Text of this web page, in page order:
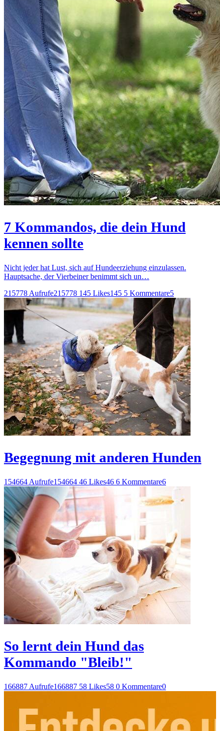
7 Kommandos, die dein Hund
kennen sollte
Nicht jeder hat Lust, sich auf Hundeerziehung einzulassen.
Hauptsache, der Vierbeiner benimmt sich un…
215778 Aufrufe215778 145 Likes145 5 Kommentare5
Begegnung mit anderen Hunden
154664 Aufrufe154664 46 Likes46 6 Kommentare6
So lernt dein Hund das
Kommando "Bleib!"
166887 Aufrufe166887 58 Likes58 0 Kommentare0